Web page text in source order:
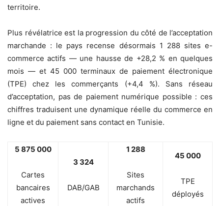
territoire.
Plus révélatrice est la progression du côté de l’acceptation
marchande : le pays recense désormais 1 288 sites e-
commerce actifs — une hausse de +28,2 % en quelques
mois — et 45 000 terminaux de paiement électronique
(TPE) chez les commerçants (+4,4 %). Sans réseau
d’acceptation, pas de paiement numérique possible : ces
chiffres traduisent une dynamique réelle du commerce en
ligne et du paiement sans contact en Tunisie.
5 875 000
Cartes
bancaires
actives
3 324
DAB/GAB
1 288
Sites
marchands
actifs
45 000
TPE
déployés